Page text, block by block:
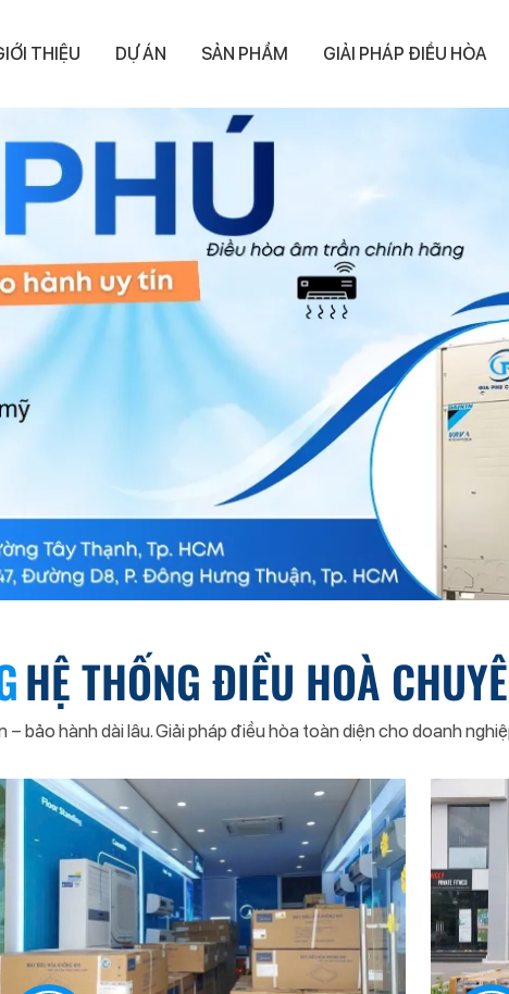
THIỆU DỰ ÁN SẢN PHẨM GIẢI PHÁP ĐIỀU HÒA
HỆ THỐNG ĐIỀU HOÀ
bảo hành dài lâu. Giải pháp điều hòa toàn diện cho doanh